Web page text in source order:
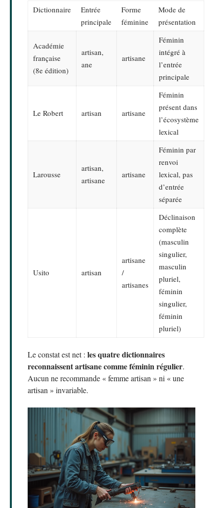
Dictionnaire
Entrée
principale
Forme
féminine
Mode de
présentation
Académie
française
(8e édition)
artisan,
ane
artisane
Féminin
intégré à
l’entrée
principale
Le Robert artisan artisane
Féminin
présent dans
l’écosystème
lexical
Larousse
artisan,
artisane
artisane
Féminin par
renvoi
lexical, pas
d’entrée
séparée
Usito artisan
artisane
/
artisanes
Déclinaison
complète
(masculin
singulier,
masculin
pluriel,
féminin
singulier,
féminin
pluriel)
Le constat est net : les quatre dictionnaires
reconnaissent artisane comme féminin régulier.
Aucun ne recommande « femme artisan » ni « une
artisan » invariable.